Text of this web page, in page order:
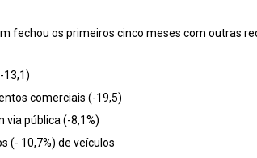
fechou os primeiros cinco meses com outras
13,1)
comerciais (-19,5)
via pública (-8,1%)
(- 10,7%) de veículos